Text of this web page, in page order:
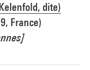
dite)
France)
Meguerditchian/Dist.